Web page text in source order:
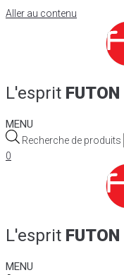
Aller au contenu
L'esprit FUTON
MENU
Recherche de produits
0
L'esprit FUTON
MENU